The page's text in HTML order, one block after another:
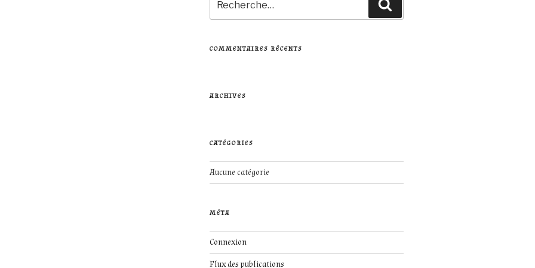
pour
:
COMMENTAIRES RÉCENTS
ARCHIVES
CATÉGORIES
Aucune catégorie
MÉTA
Connexion
Flux des publications